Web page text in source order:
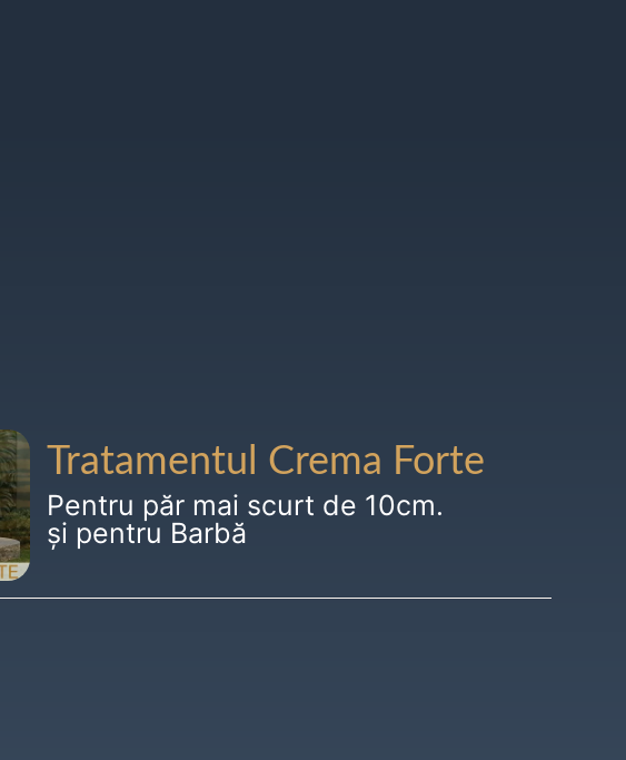
Tratamentul Crema Forte
Pentru păr mai scurt de 10cm.
și pentru Barbă